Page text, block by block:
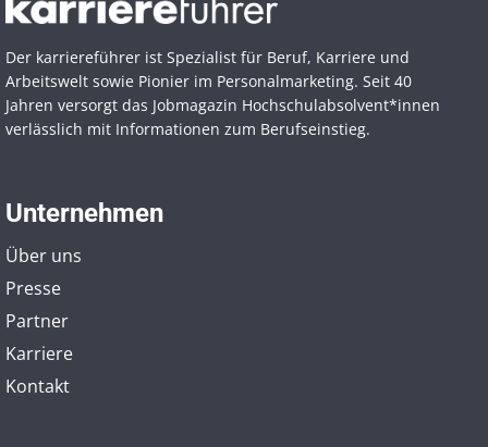
Der karriereführer ist Spezialist für Beruf, Karriere und
Arbeitswelt sowie Pionier im Personal­marketing. Seit 40
Jahren versorgt das Jobmagazin Hochschul­absolvent*innen
verlässlich mit Informationen zum Berufseinstieg.
Unternehmen
Über uns
Presse
Partner
Karriere
Kontakt